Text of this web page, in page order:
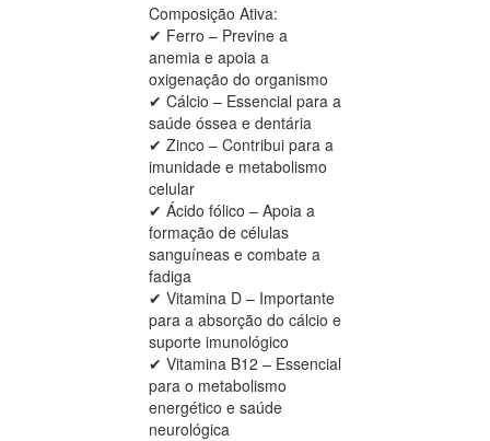
Composição Ativa:
✔ Ferro – Previne a
anemia e apoia a
oxigenação do organismo
✔ Cálcio – Essencial para a
saúde óssea e dentária
✔ Zinco – Contribui para a
imunidade e metabolismo
celular
✔ Ácido fólico – Apoia a
formação de células
sanguíneas e combate a
fadiga
✔ Vitamina D – Importante
para a absorção do cálcio e
suporte imunológico
✔ Vitamina B12 – Essencial
para o metabolismo
energético e saúde
neurológica